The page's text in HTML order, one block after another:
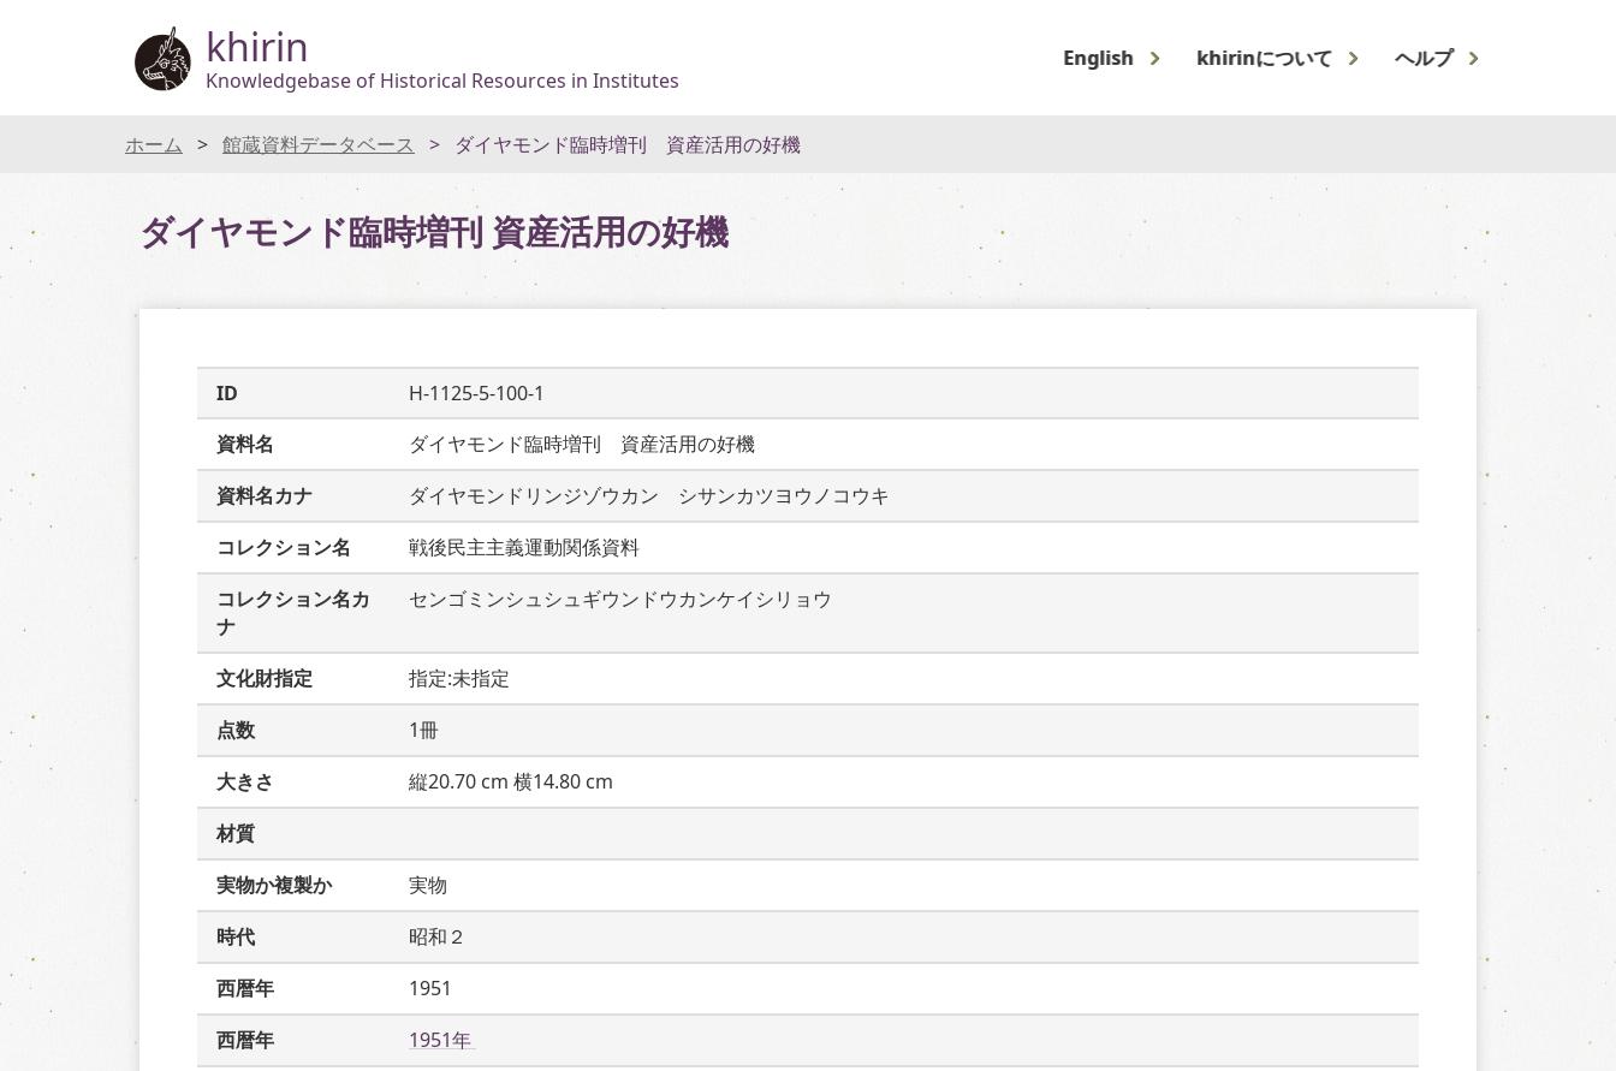
khirin
Knowledgebase of Historical Resources in Institutes
English khirinについて ヘルプ
ホーム 館蔵資料データベース ダイヤモンド臨時増刊 資産活用の好機
ダイヤモンド臨時増刊 資産活用の好機
ID
H-1125-5-100-1
資料名
ダイヤモンド臨時増刊　資産活用の好機
資料名カナ
ダイヤモンドリンジゾウカン　シサンカツヨウノコウキ
コレクション名
戦後民主主義運動関係資料
コレクション名カ
ナ
センゴミンシュシュギウンドウカンケイシリョウ
文化財指定
指定:未指定
点数
1冊
大きさ
縦20.70 cm 横14.80 cm
材質
実物か複製か
実物
時代
昭和２
西暦年
1951
西暦年
1951年